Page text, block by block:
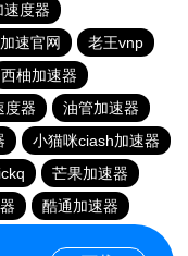
速度器
速官网
老王vnp
西柚加速器
度器
油管加速器
小猫咪ciash加速器
芒果加速器
酷通加速器